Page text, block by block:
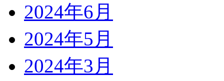
2024年6月
2024年5月
2024年3月